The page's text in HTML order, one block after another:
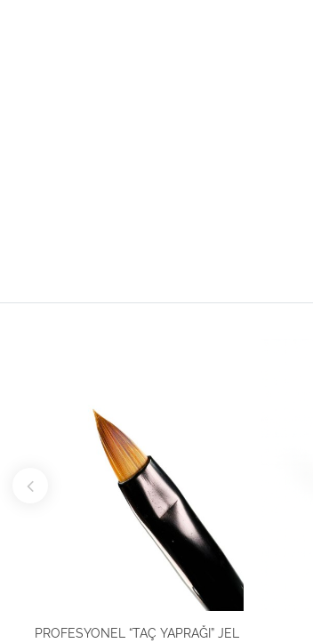
PROFESYONEL “TAÇ YAPRAĞI” JEL